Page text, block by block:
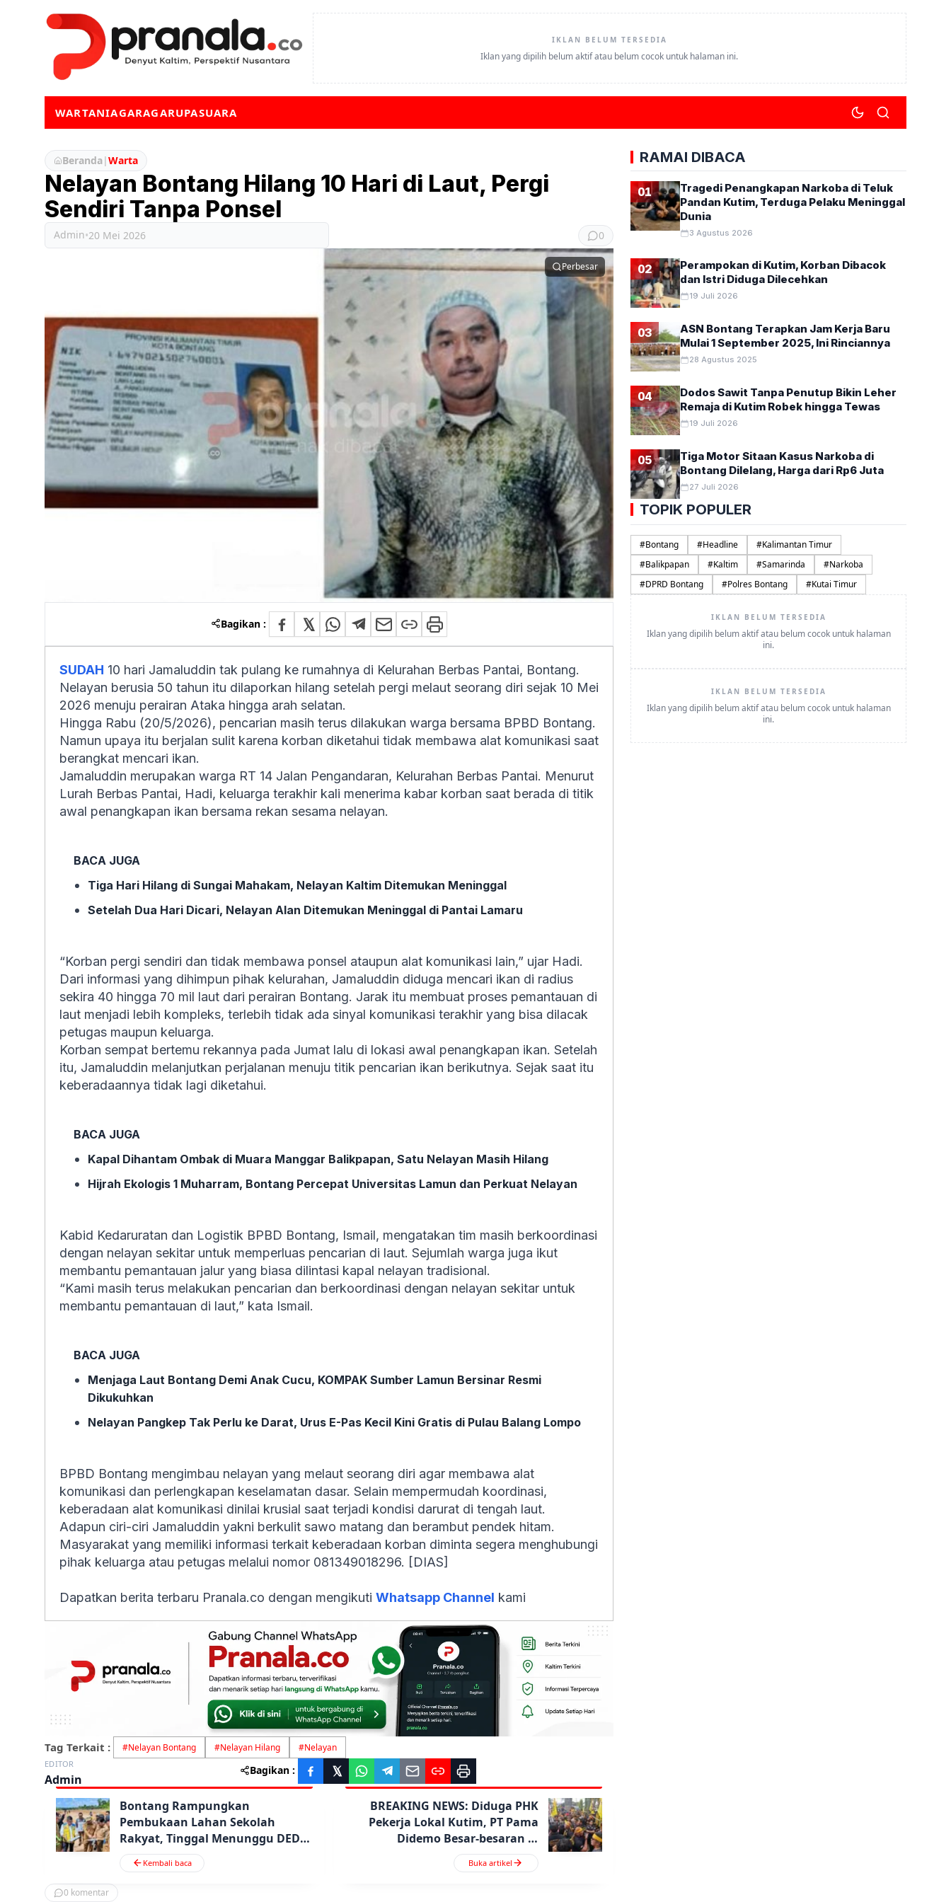
IKLAN BELUM TERSEDIA
Iklan yang dipilih belum aktif atau belum cocok untuk halaman ini.
WARTANIAGARAGARUPASUARA
Beranda|Warta
Nelayan Bontang Hilang 10 Hari di Laut, Pergi
Sendiri Tanpa Ponsel
Admin•20 Mei 2026 0
Perbesar
Bagikan :
SUDAH 10 hari Jamaluddin tak pulang ke rumahnya di Kelurahan Berbas Pantai, Bontang.
Nelayan berusia 50 tahun itu dilaporkan hilang setelah pergi melaut seorang diri sejak 10 Mei
2026 menuju perairan Ataka hingga arah selatan.
Hingga Rabu (20/5/2026), pencarian masih terus dilakukan warga bersama BPBD Bontang.
Namun upaya itu berjalan sulit karena korban diketahui tidak membawa alat komunikasi saat
berangkat mencari ikan.
Jamaluddin merupakan warga RT 14 Jalan Pengandaran, Kelurahan Berbas Pantai. Menurut
Lurah Berbas Pantai, Hadi, keluarga terakhir kali menerima kabar korban saat berada di titik
awal penangkapan ikan bersama rekan sesama nelayan.
BACA JUGA
Tiga Hari Hilang di Sungai Mahakam, Nelayan Kaltim Ditemukan Meninggal
Setelah Dua Hari Dicari, Nelayan Alan Ditemukan Meninggal di Pantai Lamaru
“Korban pergi sendiri dan tidak membawa ponsel ataupun alat komunikasi lain,” ujar Hadi.
Dari informasi yang dihimpun pihak kelurahan, Jamaluddin diduga mencari ikan di radius
sekira 40 hingga 70 mil laut dari perairan Bontang. Jarak itu membuat proses pemantauan di
laut menjadi lebih kompleks, terlebih tidak ada sinyal komunikasi terakhir yang bisa dilacak
petugas maupun keluarga.
Korban sempat bertemu rekannya pada Jumat lalu di lokasi awal penangkapan ikan. Setelah
itu, Jamaluddin melanjutkan perjalanan menuju titik pencarian ikan berikutnya. Sejak saat itu
keberadaannya tidak lagi diketahui.
BACA JUGA
Kapal Dihantam Ombak di Muara Manggar Balikpapan, Satu Nelayan Masih Hilang
Hijrah Ekologis 1 Muharram, Bontang Percepat Universitas Lamun dan Perkuat Nelayan
Kabid Kedaruratan dan Logistik BPBD Bontang, Ismail, mengatakan tim masih berkoordinasi
dengan nelayan sekitar untuk memperluas pencarian di laut. Sejumlah warga juga ikut
membantu pemantauan jalur yang biasa dilintasi kapal nelayan tradisional.
“Kami masih terus melakukan pencarian dan berkoordinasi dengan nelayan sekitar untuk
membantu pemantauan di laut,” kata Ismail.
BACA JUGA
Menjaga Laut Bontang Demi Anak Cucu, KOMPAK Sumber Lamun Bersinar Resmi
Dikukuhkan
Nelayan Pangkep Tak Perlu ke Darat, Urus E-Pas Kecil Kini Gratis di Pulau Balang Lompo
BPBD Bontang mengimbau nelayan yang melaut seorang diri agar membawa alat
komunikasi dan perlengkapan keselamatan dasar. Selain mempermudah koordinasi,
keberadaan alat komunikasi dinilai krusial saat terjadi kondisi darurat di tengah laut.
Adapun ciri-ciri Jamaluddin yakni berkulit sawo matang dan berambut pendek hitam.
Masyarakat yang memiliki informasi terkait keberadaan korban diminta segera menghubungi
pihak keluarga atau petugas melalui nomor 081349018296. [DIAS]
Dapatkan berita terbaru Pranala.co dengan mengikuti Whatsapp Channel kami
Tag Terkait : #Nelayan Bontang #Nelayan Hilang #Nelayan
EDITOR
Admin
Bagikan :
Bontang Rampungkan
Pembukaan Lahan Sekolah
Rakyat, Tinggal Menunggu DED
Kemensos
Kembali baca
BREAKING NEWS: Diduga PHK
Pekerja Lokal Kutim, PT Pama
Didemo Besar-besaran di
Sangatta
Buka artikel
0 komentar
RAMAI DIBACA
01
Tragedi Penangkapan Narkoba di Teluk
Pandan Kutim, Terduga Pelaku Meninggal
Dunia
3 Agustus 2026
02
Perampokan di Kutim, Korban Dibacok
dan Istri Diduga Dilecehkan
19 Juli 2026
03
ASN Bontang Terapkan Jam Kerja Baru
Mulai 1 September 2025, Ini Rinciannya
28 Agustus 2025
04
Dodos Sawit Tanpa Penutup Bikin Leher
Remaja di Kutim Robek hingga Tewas
19 Juli 2026
05
Tiga Motor Sitaan Kasus Narkoba di
Bontang Dilelang, Harga dari Rp6 Juta
27 Juli 2026
TOPIK POPULER
#Bontang #Headline #Kalimantan Timur
#Balikpapan #Kaltim #Samarinda #Narkoba
#DPRD Bontang #Polres Bontang #Kutai Timur
IKLAN BELUM TERSEDIA
Iklan yang dipilih belum aktif atau belum cocok untuk halaman
ini.
IKLAN BELUM TERSEDIA
Iklan yang dipilih belum aktif atau belum cocok untuk halaman
ini.